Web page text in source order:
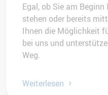
Egal, ob Sie am
stehen oder bereits
Ihnen die Möglichkeit
bei uns und
Weg.
Weiterlesen